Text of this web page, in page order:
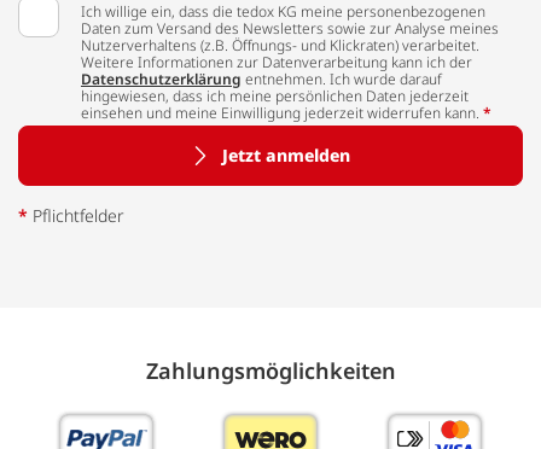
Ich willige ein, dass die tedox KG meine personenbezogenen
Daten zum Versand des Newsletters sowie zur Analyse meines
Nutzerverhaltens (z.B. Öffnungs- und Klickraten) verarbeitet.
Weitere Informationen zur Datenverarbeitung kann ich der
Datenschutzerklärung entnehmen. Ich wurde darauf
hingewiesen, dass ich meine persönlichen Daten jederzeit
einsehen und meine Einwilligung jederzeit widerrufen kann. *
Jetzt anmelden
* Pflichtfelder
Zahlungs­möglich­keiten